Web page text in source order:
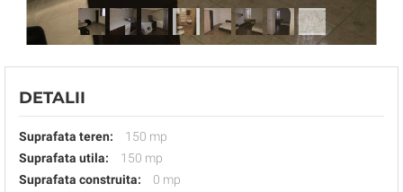
DETALII
Suprafata teren:
150 mp
Suprafata utila:
150 mp
Suprafata construita:
0 mp